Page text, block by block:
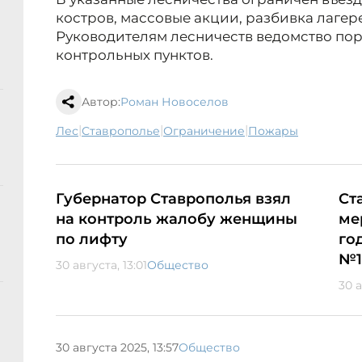
костров, массовые акции, разбивка
Руководителям лесничеств ведомство
контрольных пунктов.
Автор:Роман Новоселов
лес| Ставрополье| ограничение| пожары
Губернатор Ставрополья взял
на контроль жалобу женщины
по лифту
30 августа, 13:01Общество
№1
30
30 августа 2025, 13:57Общество